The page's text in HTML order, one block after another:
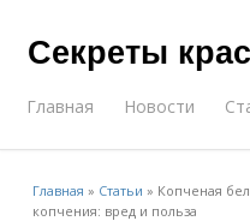
Секреты
Главная Новости
Главная » Статьи » Копченая
копчения: вред и польза